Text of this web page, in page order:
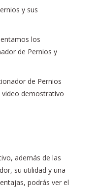
y sus
los
de Pernios y
de Pernios
demostrativo
además de las
su utilidad y una
podrás ver el